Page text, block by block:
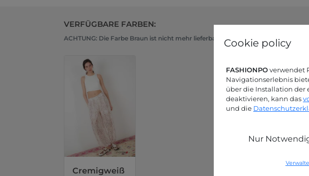
Cookie policy
FASHIONPOverwendet
Navigationserlebnis
über die Installation der
deaktivieren, kann das
und die
Nur
VERFÜGBARE FARBEN:
ACHTUNG: Die Farbe Braun ist nicht mehr lieferbar, wählen Sie eine der
Cremigweiß